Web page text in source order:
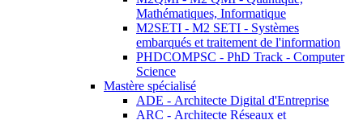
Mathématiques, Informatique
M2SETI - M2 SETI - Systèmes
embarqués et traitement de l'information
PHDCOMPSC - PhD Track - Computer
Science
Mastère spécialisé
ADE - Architecte Digital d'Entreprise
ARC - Architecte Réseaux et